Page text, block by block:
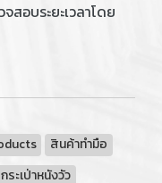
อบระยะเวลาโดย
สินค้าทำมือ
กระเป่าหนังวัว